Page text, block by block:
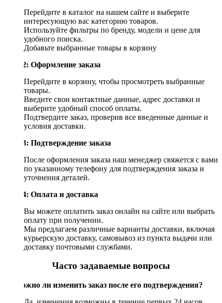
Перейдите в каталог на нашем сайте и выберите
интересующую вас категорию товаров.
Используйте фильтры по бренду, модели и цене для
удобного поиска.
Добавьте выбранные товары в корзину
Шаг 2: Оформление заказа
Перейдите в корзину, чтобы просмотреть выбранные
товары.
Введите свои контактные данные, адрес доставки и
выберите удобный способ оплаты.
Подтвердите заказ, проверив все введенные данные и
условия доставки.
Шаг 3: Подтверждение заказа
После оформления заказа наш менеджер свяжется с вами
по указанному телефону для подтверждения заказа и
уточнения деталей.
Шаг 4: Оплата и доставка
Вы можете оплатить заказ онлайн на сайте или выбрать
оплату при получении.
Мы предлагаем различные варианты доставки, включая
курьерскую доставку, самовывоз из пункта выдачи или
доставку почтовыми службами.
Часто задаваемые вопросы
Возможно ли изменить заказ после его подтверждения?